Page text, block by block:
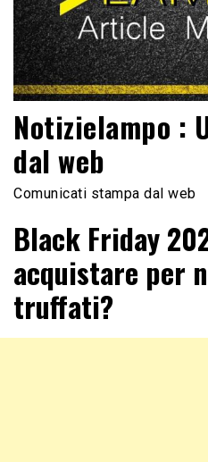
Notizielampo :
dal web
Comunicati stampa dal web
Black Friday
acquistare per
truffati?